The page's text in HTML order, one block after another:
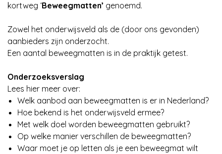
kortweg ‘Beweegmatten’ genoemd.
Zowel het onderwijsveld als de (door ons gevonden)
aanbieders zijn onderzocht.
Een aantal beweegmatten is in de praktijk getest.
Onderzoeksverslag
Lees hier meer over:
Welk aanbod aan beweegmatten is er in Nederland?
Hoe bekend is het onderwijsveld ermee?
Met welk doel worden beweegmatten gebruikt?
Op welke manier verschillen de beweegmatten?
Waar moet je op letten als je een beweegmat wilt